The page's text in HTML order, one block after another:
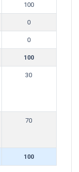
100
0
0
100
30
70
100